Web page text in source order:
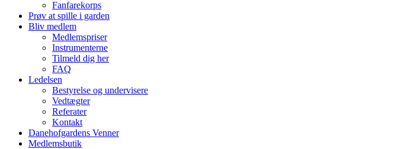
Fanfarekorps
Prøv at spille i garden
Bliv medlem
Medlemspriser
Instrumenterne
Tilmeld dig her
FAQ
Ledelsen
Bestyrelse og undervisere
Vedtægter
Referater
Kontakt
Danehofgardens Venner
Medlemsbutik